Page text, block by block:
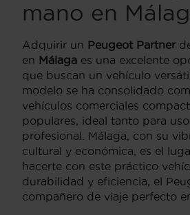
mano en
Adquirir un Peugeot Partner
en Málaga es una excelente
que buscan un vehículo
modelo se ha consolidado
vehículos comerciales
populares, ideal tanto para
profesional. Málaga, con su
cultural y económica, es el
hacerte con este práctico
durabilidad y eficiencia, el
compañero de viaje perfecto